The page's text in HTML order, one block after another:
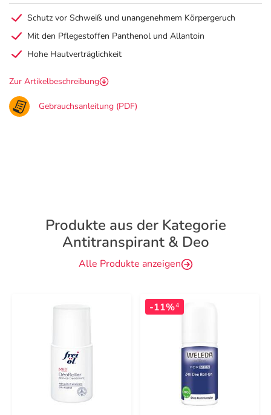
Schutz vor Schweiß und unangenehmem Körpergeruch
Mit den Pflegestoffen Panthenol und Allantoin
Hohe Hautverträglichkeit
Zur Artikelbeschreibung
Gebrauchsanleitung (PDF)
Produkte aus der Kategorie
Antitranspirant & Deo
Alle Produkte anzeigen
-11%4